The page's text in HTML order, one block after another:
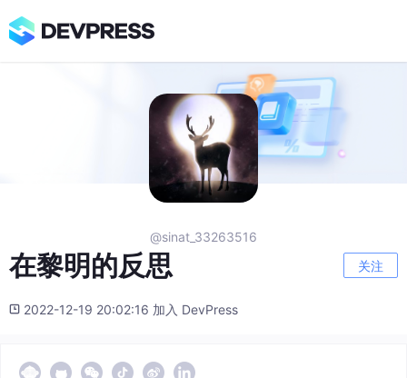
@sinat_33263516
在黎明的反思 关注
2022-12-19 20:02:16 加入 DevPress